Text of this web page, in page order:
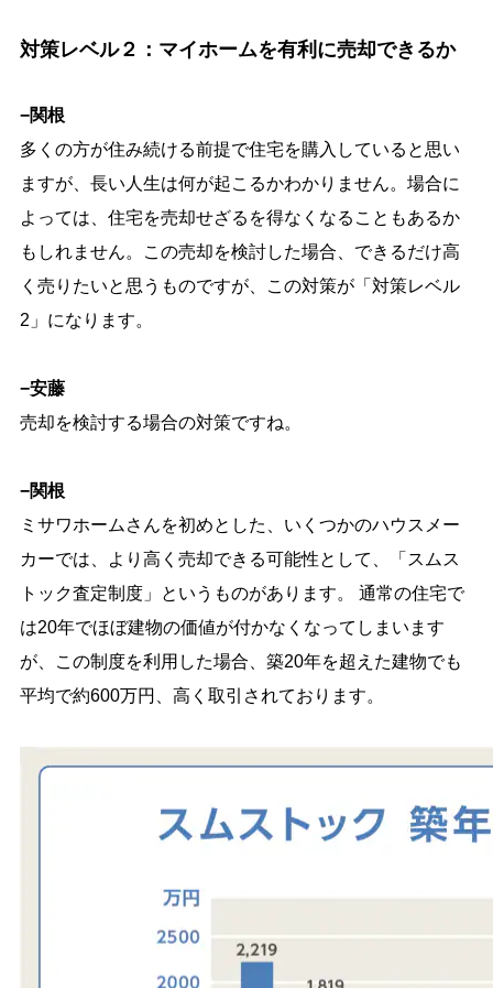
対策レベル２：マイホームを有利に売却できるか
−関根
多くの方が住み続ける前提で住宅を購入していると思い
ますが、長い人生は何が起こるかわかりません。場合に
よっては、住宅を売却せざるを得なくなることもあるか
もしれません。この売却を検討した場合、できるだけ高
く売りたいと思うものですが、この対策が「対策レベル
2」になります。
−安藤
売却を検討する場合の対策ですね。
−関根
ミサワホームさんを初めとした、いくつかのハウスメー
カーでは、より高く売却できる可能性として、「スムス
トック査定制度」というものがあります。 通常の住宅で
は20年でほぼ建物の価値が付かなくなってしまいます
が、この制度を利用した場合、築20年を超えた建物でも
平均で約600万円、高く取引されております。